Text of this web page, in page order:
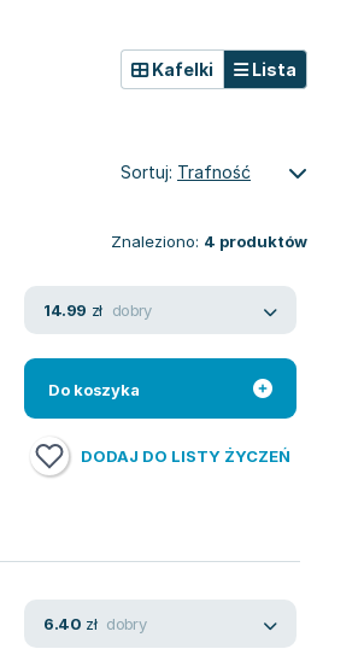
Kafelki Lista
Sortuj: Trafność
Znaleziono: 4 produktów
14.99 zł dobry
Do koszyka
DODAJ DO LISTY ŻYCZEŃ
6.40 zł dobry